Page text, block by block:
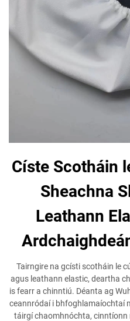
Císte Scotháin
Sheachna
Leathann
Tairngire na gcísti scotháin le
agus leathann elastic, deartha
is fearr a chinntiú. Déanta ag
ceannródaí i bhfoghlamaíochtaí
táirgí chaomhnóchta, cinntíonn